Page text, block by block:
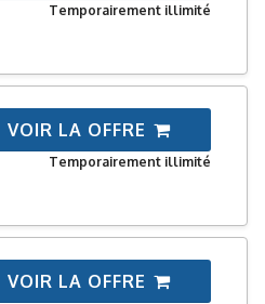
Temporairement illimité
VOIR LA OFFRE
Temporairement illimité
VOIR LA OFFRE